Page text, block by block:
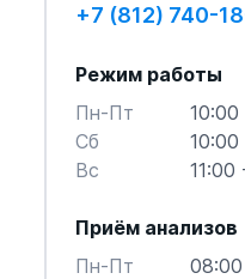
+7 (812) 740-
Режим работы
Пн-Пт
Cб
10:00
Вс
11:00
Приём анализов
Пн-Пт